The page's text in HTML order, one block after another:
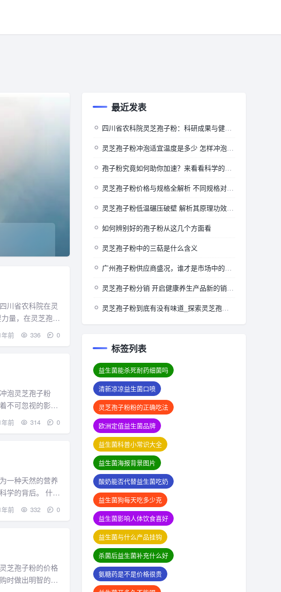
川省农科院在灵
年前 336 0
泡灵芝孢子粉
不可忽视的影
年前 314 0
一种天然的营养
背后。 什么
年前 332 0
芝孢子粉的价格
时做出明智的决
最近发表
四川省农科院灵芝孢子粉：科研成果与健康价值的深度探索
灵芝孢子粉冲泡适宜温度是多少 怎样冲泡效果佳
孢子粉究竟如何助你加速？来看看科学的背后”
灵芝孢子粉价格与规格全解析 不同规格对应怎样的价格
灵芝孢子粉低温碾压破壁 解析其原理功效及相关注意事项
如何辨别好的孢子粉从这几个方面看
灵芝孢子粉中的三萜是什么含义
广州孢子粉供应商盛况，谁才是市场中的佼佼者？
灵芝孢子粉分销 开启健康养生产品新的销售与推广模式
灵芝孢子粉到底有没有味道_探索灵芝孢子粉的风味特性：真实体验分享)
标签列表
益生菌能杀死耐药细菌吗
清新凉凉益生菌口喷
灵芝孢子粉粉的正确吃法
欧洲定值益生菌品牌
益生菌科普小常识大全
益生菌海报背景图片
酸奶能否代替益生菌吃奶
益生菌狗每天吃多少克
益生菌影响人体饮食喜好
益生菌与什么产品挂钩
杀菌后益生菌补充什么好
氨糖药是不是价格很贵